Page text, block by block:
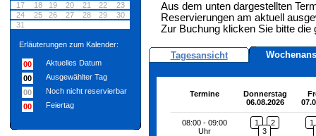
17
18 19 20 21 22
23
24
25 26 27 28 29
30
31
Erläuterungen zum Kalender:
00
Aktuelles Datum
00
Ausgewählter Tag
00
Noch nicht reservierbar
00
Feiertag
Aus dem unten dargestellten
Reservierungen am aktuell
Zur Buchung klicken Sie bitte die
Tagesansicht
Termine
Donnerstag
06.08.2026
08:00 - 09:00
Uhr
1
2
3
1